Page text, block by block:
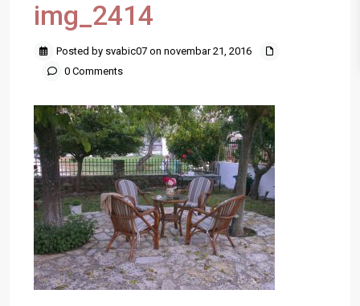
img_2414
Posted by svabic07 on novembar 21, 2016
0 Comments